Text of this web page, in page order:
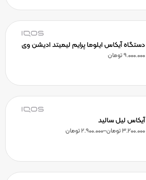
دستگاه آیکاس ایلوما پرایم لیمیتد ادیشن وی
9.000.000تومان
آیکاس لیل سالید
3.200.000تومان–
2.900.000تومان